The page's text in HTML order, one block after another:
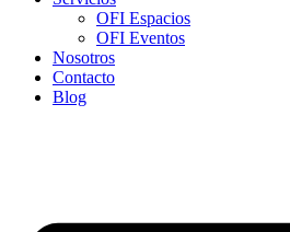
OFI Espacios
OFI Eventos
Nosotros
Contacto
Blog